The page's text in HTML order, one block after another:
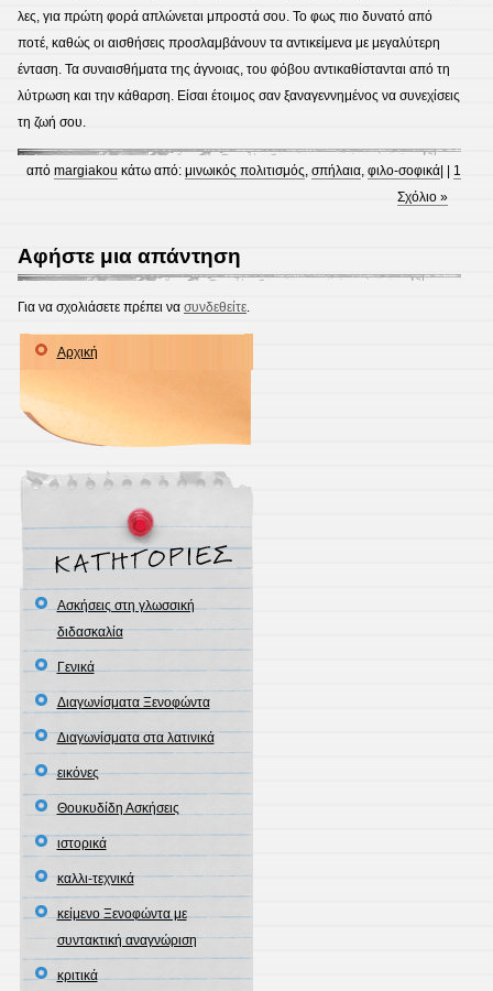
λες, για πρώτη φορά απλώνεται μπροστά σου. Το φως πιο δυνατό από
ποτέ, καθώς οι αισθήσεις προσλαμβάνουν τα αντικείμενα με μεγαλύτερη
ένταση. Τα συναισθήματα της άγνοιας, του φόβου αντικαθίστανται από τη
λύτρωση και την κάθαρση. Είσαι έτοιμος σαν ξαναγεννημένος να συνεχίσεις
τη ζωή σου.
απόmargiakou κάτω από:μινωικός πολιτισμός,σπήλαια,φιλο-σοφικά
1
Σχόλιο »
Αφήστε μια απάντηση
Για να σχολιάσετε πρέπει να συνδεθείτε.
Αρχική
Ασκήσεις στη γλωσσική
διδασκαλία
Γενικά
Διαγωνίσματα Ξενοφώντα
Διαγωνίσματα στα λατινικά
εικόνες
Θουκυδίδη Ασκήσεις
ιστορικά
καλλι-τεχνικά
κείμενο Ξενοφώντα με
συντακτική αναγνώριση
κριτικά